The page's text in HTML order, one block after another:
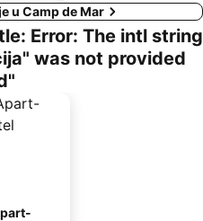
u Camp de Mar
Error: The intl string
was not provided